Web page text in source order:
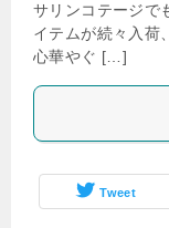
サリンコテージで
イテムが続々入
心華やぐ […]
Tweet